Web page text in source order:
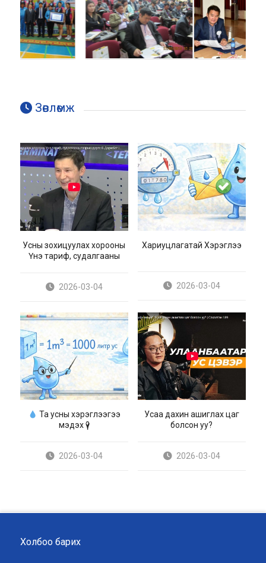
Зөвлөмж
Усны зохицуулах хорооны
Үнэ тариф, судалгааны
2026-03-04
Хариуцлагатай Хэрэглээ
2026-03-04
Та усны хэрэглээгээ
мэдэх үү?
2026-03-04
Усаа дахин ашиглах цаг
болсон уу?
2026-03-04
Холбоо барих